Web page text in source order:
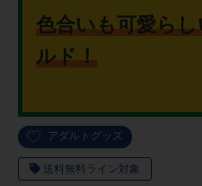
アダルトグッズ
送料無料ライン対象
色合いも可愛ら
ルド！